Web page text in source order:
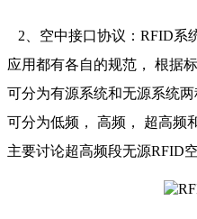
2、空中接口协议：RFID系
应用都有各自的规范， 根据
可分为有源系统和无源系统
可分为低频， 高频， 超高频
主要讨论超高频段无源RFID